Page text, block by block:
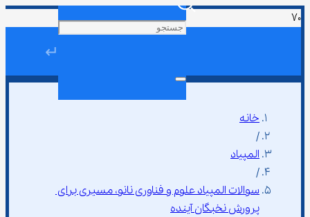
↵
خانه
/
المپیاد
/
سوالات المپیاد علوم و فناوری نانو، مسیری برای
پرورش نخبگان آینده